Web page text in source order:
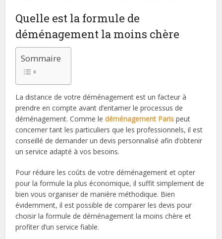
Quelle est la formule de
déménagement la moins chère
Sommaire
La distance de votre déménagement est un facteur à
prendre en compte avant d’entamer le processus de
déménagement. Comme ledéménagement Paris peut
concerner tant les particuliers que les professionnels, il est
conseillé de demander un devis personnalisé afin d’obtenir
un service adapté à vos besoins.
Pour réduire les coûts de votre déménagement et opter
pour la formule la plus économique, il suffit simplement de
bien vous organiser de manière méthodique. Bien
évidemment, il est possible de comparer les devis pour
choisir la formule de déménagement la moins chère et
profiter d’un service fiable.